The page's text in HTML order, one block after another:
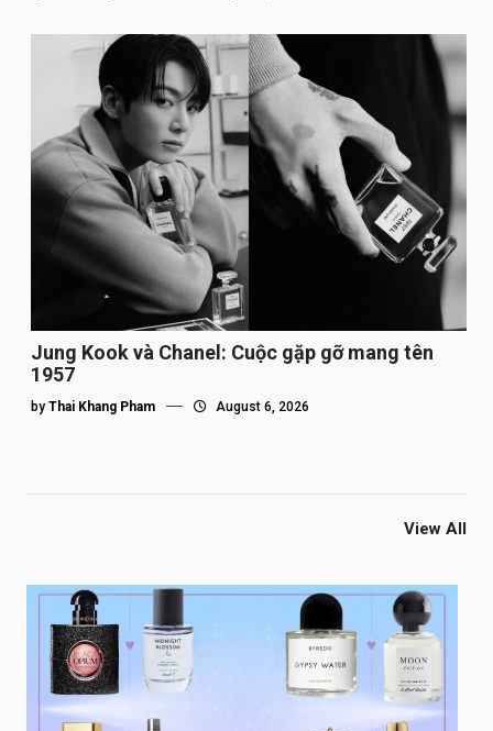
Jung Kook và Chanel: Cuộc gặp gỡ mang tên
1957
by Thai Khang Pham August 6, 2026
View All